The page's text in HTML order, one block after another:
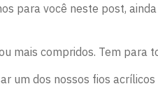
para você neste post,
mais compridos. Tem para
um dos nossos fios